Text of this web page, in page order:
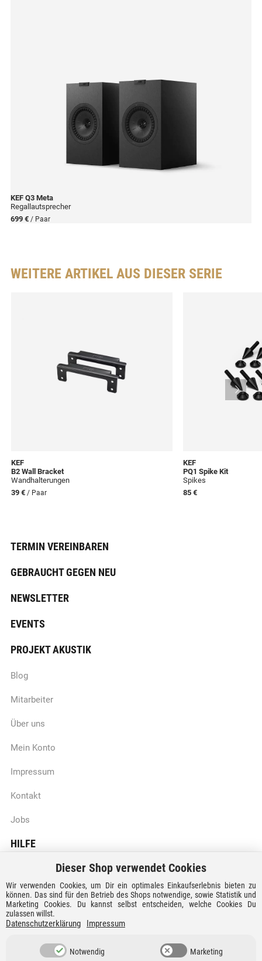
KEF Q3 Meta
Regallautsprecher
699 € / Paar
WEITERE ARTIKEL AUS DIESER SERIE
KEF
B2 Wall Bracket
Wandhalterungen
39 € / Paar
KEF
PQ1 Spike Kit
Spikes
85 €
TERMIN VEREINBAREN
GEBRAUCHT GEGEN NEU
NEWSLETTER
EVENTS
PROJEKT AKUSTIK
Blog
Mitarbeiter
Über uns
Mein Konto
Impressum
Kontakt
Jobs
HILFE
Batteriegesetzhinweise
Vertrag widerrufen
Versandkosten und Lieferzeiten
Zahlungsarten
Dieser Shop verwendet Cookies
Wir verwenden Cookies, um Dir ein optimales Einkaufserlebnis bieten zu
können. Das sind für den Betrieb des Shops notwendige, sowie Statistik und
Marketing Cookies. Du kannst selbst entscheiden, welche Cookies Du
zulassen willst.
Datenschutzerklärung Impressum
Notwendig Marketing